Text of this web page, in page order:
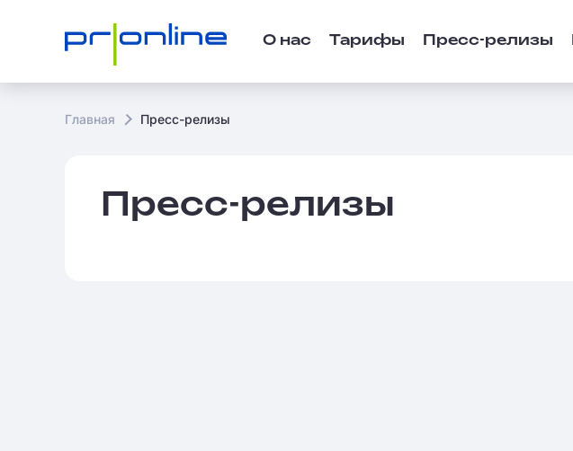
О нас Тарифы Пресс-релизы
Главная Пресс-релизы
Пресс-релизы